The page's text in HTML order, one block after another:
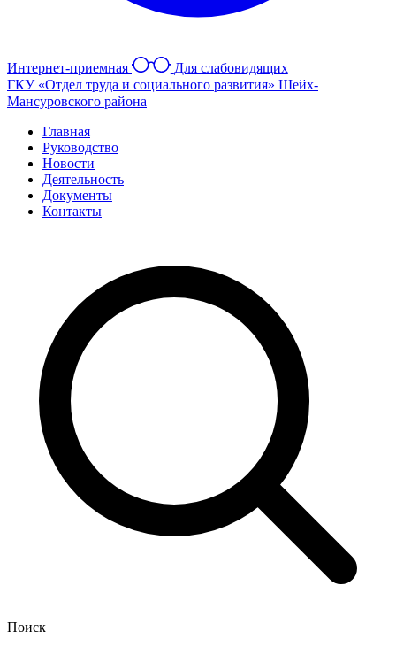
Интернет-приемная
Для слабовидящих
ГКУ «Отдел труда и социального развития» Шейх-
Мансуровского района
Главная
Руководство
Новости
Деятельность
Документы
Контакты
Поиск